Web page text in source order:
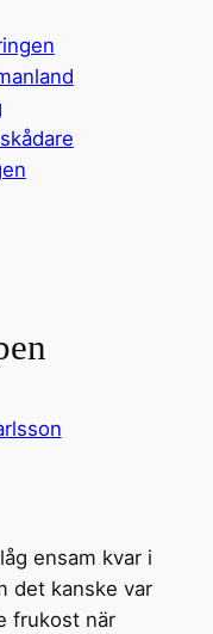
ensam kvar i
det kanske var
frukost när